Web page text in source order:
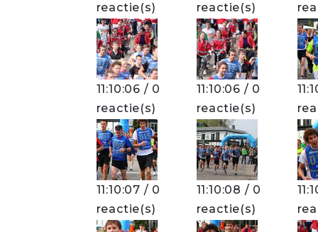
reactie(s)
reactie(s)
11:10:06 / 0
reactie(s)
11:10:06 / 0
reactie(s)
11:10:07 / 0
reactie(s)
11:10:08 / 0
reactie(s)